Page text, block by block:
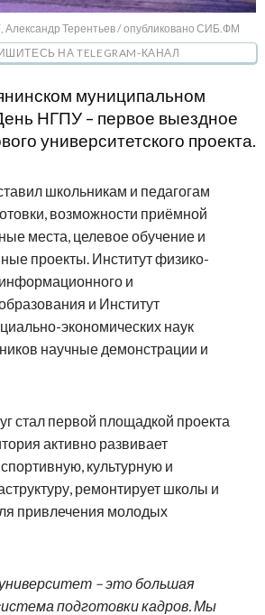
Терентьев / опубликовано СИБ.ФМ
НА TELEGRAM-КАНАЛ
муниципальном
НГПУ – первое выездное
университетского проекта.
школьникам и педагогам
возможности приёмной
места, целевое обучение и
проекты. Институт физико-
и
и Институт
экономических наук
научные демонстрации и
стал первой площадкой проекта
активно развивает
культурную и
ремонтирует школы и
привлечения молодых
– это большая
подготовки кадров. Мы